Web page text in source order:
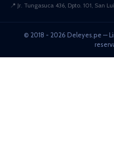
📍 Jr. Tungasuca 436, Dpto. 101, San
© 2018 - 2026 Deleyes.pe —